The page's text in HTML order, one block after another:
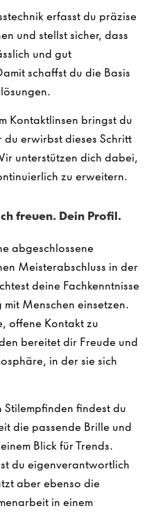
erfasst du präzise
und stellst sicher, dass
und gut
schaffst du die Basis
Kontaktlinsen bringst du
erwirbst dieses Schritt
unterstützen dich dabei,
zu erweitern.
freuen. Dein Profil.
abgeschlossene
Meisterabschluss in der
deine Fachkenntnisse
Menschen einsetzen.
offene Kontakt zu
bereitet dir Freude und
in der sie sich
Stilempfinden findest du
die passende Brille und
Blick für Trends.
du eigenverantwortlich
aber ebenso die
in einem